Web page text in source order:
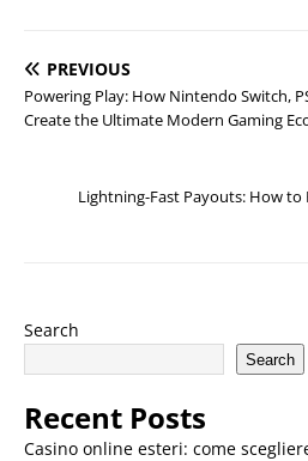
PREVIOUS
Powering Play: How Nintendo Switch,
Create the Ultimate Modern Gaming
Lightning-Fast Payouts: How
Search
Search
Recent Posts
Casino online esteri: come